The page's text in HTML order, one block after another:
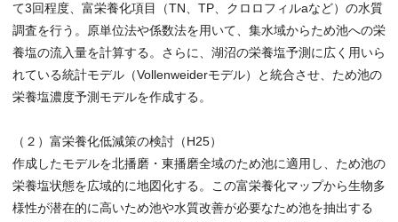
て3回程度、富栄養化項目（TN、TP、クロロフィルaなど）の水質
調査を行う。原単位法や係数法を用いて、集水域からため池への栄
養塩の流入量を計算する。さらに、湖沼の栄養塩予測に広く用いら
れている統計モデル（Vollenweiderモデル）と統合させ、ため池の
栄養塩濃度予測モデルを作成する。
（２）富栄養化低減策の検討（H25）
作成したモデルを北播磨・東播磨全域のため池に適用し、ため池の
栄養塩状態を広域的に地図化する。この富栄養化マップから生物多
様性が潜在的に高いため池や水質改善が必要なため池を抽出する